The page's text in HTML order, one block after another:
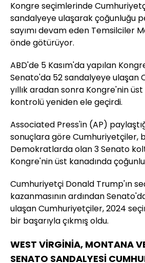
Kongre seçimlerinde
sandalyeye ulaşarak çoğunluğu
sayımı devam eden Temsilciler
önde götürüyor.
ABD'de 5 Kasım'da yapılan
Senato'da 52 sandalyeye ulaşan
yıllık aradan sonra Kongre'nin
kontrolü yeniden ele geçirdi.
Associated Press'in (AP)
sonuçlara göre Cumhuriyetçiler,
Demokratlarda olan 3 Senato
Kongre'nin üst kanadında
Cumhuriyetçi Donald Trump'ın
kazanmasının ardından
ulaşan Cumhuriyetçiler, 2024
bir başarıyla çıkmış oldu.
WEST VİRGİNİA, MONTANA
SENATO SANDALYESİ